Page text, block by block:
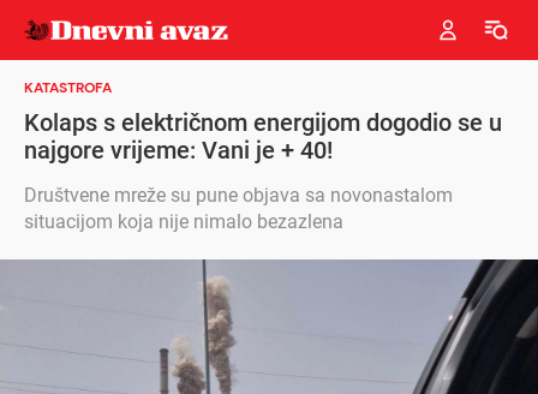
KATASTROFA
Kolaps s električnom energijom dogodio se u
najgore vrijeme: Vani je + 40!
Društvene mreže su pune objava sa novonastalom
situacijom koja nije nimalo bezazlena